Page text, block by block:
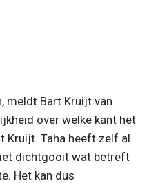
meldt Bart Kruijt van
over welke kant het
Kruijt. Taha heeft zelf al
dichtgooit wat betreft
Het kan dus